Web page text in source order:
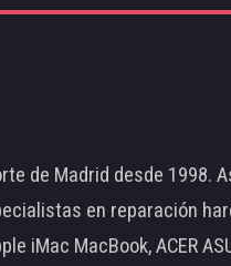
de Madrid desde 1998.
en reparación
MacBook, ACER